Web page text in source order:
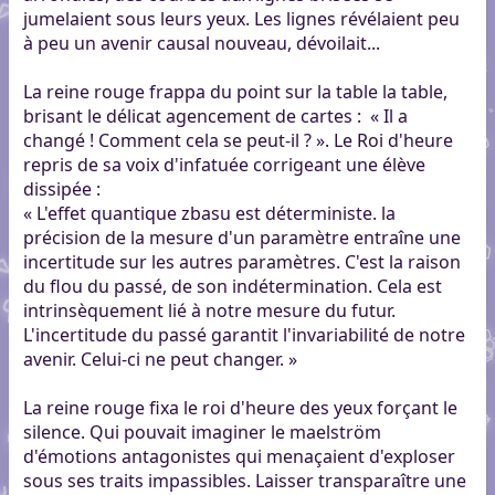
jumelaient sous leurs yeux. Les lignes révélaient peu
à peu un avenir causal nouveau, dévoilait...
La reine rouge frappa du point sur la table la table,
brisant le délicat agencement de cartes : « Il a
changé ! Comment cela se peut-il ? ». Le Roi d'heure
repris de sa voix d'infatuée corrigeant une élève
dissipée :
« L'effet quantique zbasu est déterministe. la
précision de la mesure d'un paramètre entraîne une
incertitude sur les autres paramètres. C'est la raison
du flou du passé, de son indétermination. Cela est
intrinsèquement lié à notre mesure du futur.
L'incertitude du passé garantit l'invariabilité de notre
avenir. Celui-ci ne peut changer. »
La reine rouge fixa le roi d'heure des yeux forçant le
silence. Qui pouvait imaginer le maelström
d'émotions antagonistes qui menaçaient d'exploser
sous ses traits impassibles. Laisser transparaître une